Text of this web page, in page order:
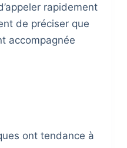
rapidement
de préciser que
accompagnée
ont tendance à